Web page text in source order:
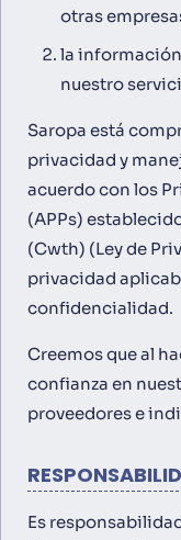
otras
la
nuestro
Saropa está
privacidad y
acuerdo con los
(APPs)
(Cwth) (Ley de
privacidad
confidencialidad.
Creemos que al
confianza en
proveedores e
Es